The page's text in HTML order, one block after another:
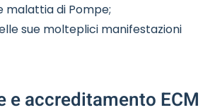
malattia di Pompe;
sue molteplici manifestazioni
e accreditamento ECM